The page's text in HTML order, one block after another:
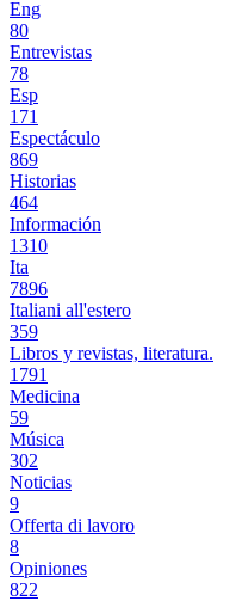
Eng
80
Entrevistas
78
Esp
171
Espectáculo
869
Historias
464
Información
1310
Ita
7896
Italiani all'estero
359
Libros y revistas, literatura.
1791
Medicina
59
Música
302
Noticias
9
Offerta di lavoro
8
Opiniones
822